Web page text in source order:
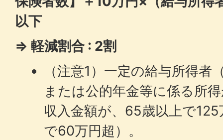
以下
⇒ 軽減割合 : 2割
（注意1）一定の給与所得
または公的年金等に係る所
収入金額が、65歳以上で
で60万円超）。